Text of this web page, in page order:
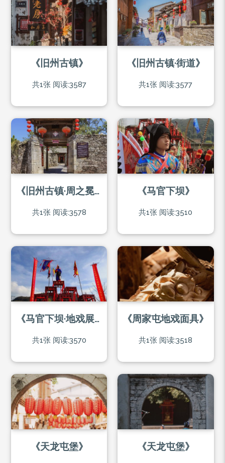
《旧州古镇》
共1张 阅读:3587
《旧州古镇·街道》
共1张 阅读:3577
《旧州古镇·周之冕故居》
共1张 阅读:3578
《马官下坝》
共1张 阅读:3510
《马官下坝·地戏展演》
共1张 阅读:3570
《周家屯地戏面具》
共1张 阅读:3518
《天龙屯堡》 《天龙屯堡》